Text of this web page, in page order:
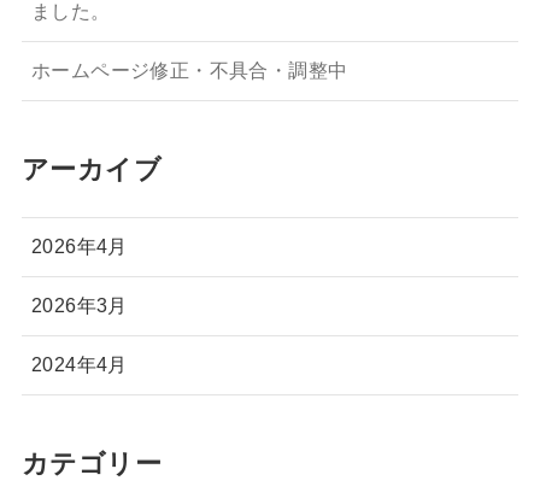
ました。
ホームページ修正・不具合・調整中
アーカイブ
2026年4月
2026年3月
2024年4月
カテゴリー